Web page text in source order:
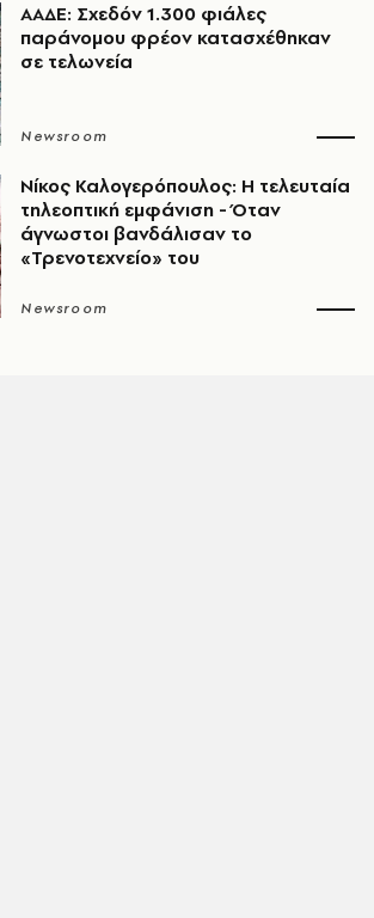
ΑΑΔΕ: Σχεδόν 1.300 φιάλες
παράνομου φρέον κατασχέθηκαν
σε τελωνεία
Newsroom
Νίκος Καλογερόπουλος: Η τελευταία
τηλεοπτική εμφάνιση - Όταν
άγνωστοι βανδάλισαν το
«Τρενοτεχνείο» του
Newsroom